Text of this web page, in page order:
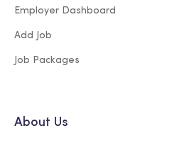
Employer Dashboard
Add Job
Job Packages
About Us